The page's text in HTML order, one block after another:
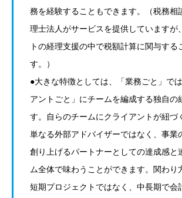
務を経験することもできます。（税務相
理士法人がサービスを提供していますが
トの経理支援の中で税額計算に関与する
す。）
●大きな特徴としては、「業務ごと」で
アントごと」にチームを編成する独自の
す。自らのチームにクライアントが紐づ
単なる外部アドバイザーではなく、事業
創り上げるパートナーとしての達成感と
ム全体で味わうことができます。関わり
短期プロジェクトではなく、中長期で会